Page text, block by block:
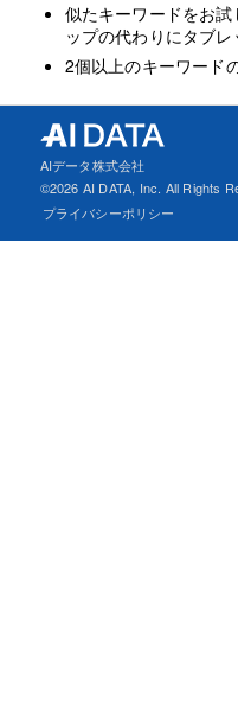
似たキーワードをお
ップの代わりにタブレ
2個以上のキーワード
AIデータ株式会社
©2026 AI DATA, Inc. All Rights
プライバシーポリシー